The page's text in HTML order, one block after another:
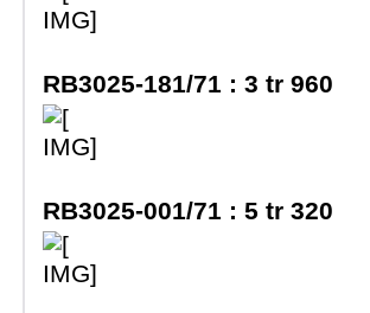
RB3025-181/71 : 3 tr 960
RB3025-001/71 : 5 tr 320